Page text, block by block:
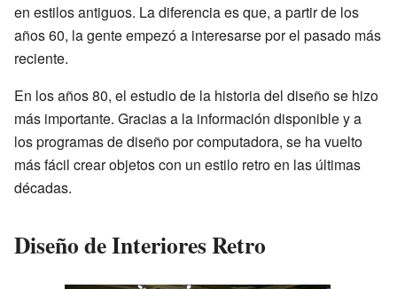
en estilos antiguos. La diferencia es que, a partir de los
años 60, la gente empezó a interesarse por el pasado más
reciente.
En los años 80, el estudio de la historia del diseño se hizo
más importante. Gracias a la información disponible y a
los programas de diseño por computadora, se ha vuelto
más fácil crear objetos con un estilo retro en las últimas
décadas.
Diseño de Interiores Retro